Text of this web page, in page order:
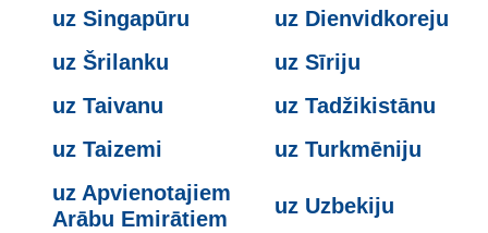
uz Singapūru
uz Dienvidkoreju
uz Šrilanku
uz Sīriju
uz Taivanu
uz Tadžikistānu
uz Taizemi
uz Turkmēniju
uz Apvienotajiem
Arābu Emirātiem
uz Uzbekiju